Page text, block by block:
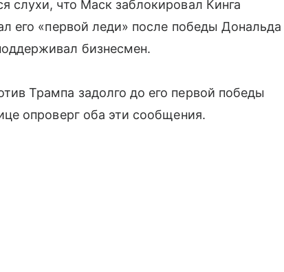
слухи, что Маск заблокировал Кинга
его «первой леди» после победы Дональда
бизнесмен.
Трампа задолго до его первой победы
опроверг оба эти сообщения.